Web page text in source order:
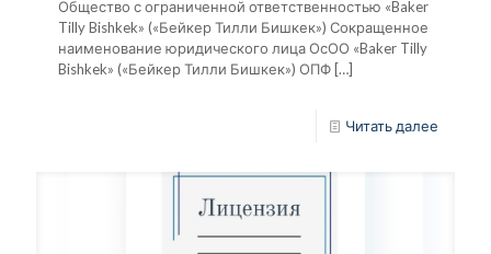
Общество с ограниченной ответственностью «Baker
Tilly Bishkek» («Бейкер Тилли Бишкек») Сокращенное
наименование юридического лица ОсОО «Baker Tilly
Bishkek» («Бейкер Тилли Бишкек») ОПФ[…]
Читать далее